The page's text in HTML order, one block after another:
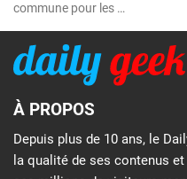
commune pour les …
À PROPOS
Depuis plus de 10 ans, le
la qualité de ses contenus